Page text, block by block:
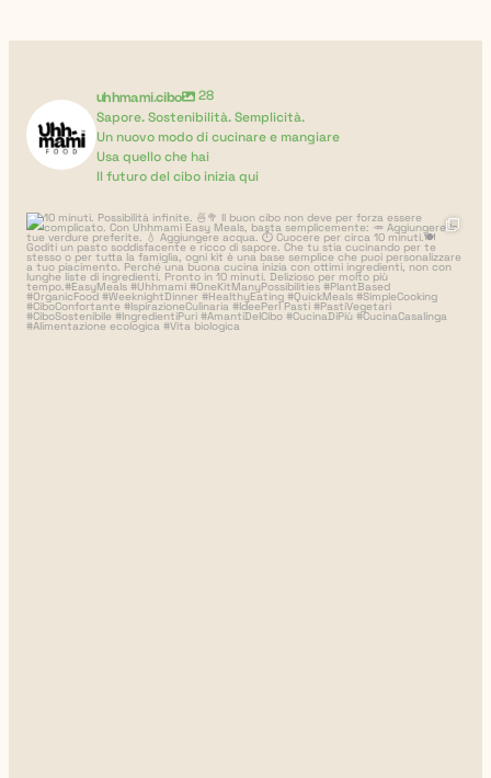
uhhmami.cibo
28
Sapore. Sostenibilità. Semplicità.
Un nuovo modo di cucinare e mangiare
Usa quello che hai
Il futuro del cibo inizia qui
uhhmami.cibo
Ago 4